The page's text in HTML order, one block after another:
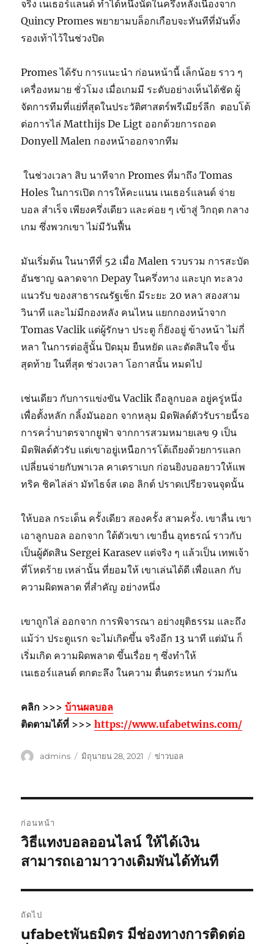
จริง เนเธอร์แลนด์ ทำได้หนึ่งนัดในครึ่งหลังเนื่องจาก
Quincy Promes พยายามบล็อกเกือบจะทันทีที่มันทิ้ง
รองเท้าไว้ในช่วงปิด
Promes ได้รับ การแนะนำ ก่อนหน้านี้ เล็กน้อย ราว ๆ
เครื่องหมาย ชั่วโมง เมื่อเกมมี ระดับอย่างเห็นได้ชัด ผู้
จัดการทีมที่แย่ที่สุดในประวัติศาสตร์พรีเมียร์ลีก ตอบโต้
ต่อการไล่ Matthijs De Ligt ออกด้วยการถอด
Donyell Malen กองหน้าออกจากทีม
ในช่วงเวลา สิบ นาทีจาก Promes ที่มาถึง Tomas
Holes ในการเปิด การให้คะแนน เนเธอร์แลนด์ จ่าย
บอล สำเร็จ เพียงครึ่งเดียว และค่อย ๆ เข้าสู่ วิกฤต กลาง
เกม ซึ่งพวกเขา ไม่มีวันฟื้น
มันเริ่มต้น ในนาทีที่ 52 เมื่อ Malen รวบรวม การสะบัด
อันชาญ ฉลาดจาก Depay ในครึ่งทาง และบุก ทะลวง
แนวรับ ของสาธารณรัฐเช็ก มีระยะ 20 หลา สองสาม
วินาที และไม่มีกองหลัง คนไหน แยกกองหน้าจาก
Tomas Vaclik แต่ผู้รักษา ประตู ก็ยังอยู่ ข้างหน้า ไม่กี่
หลา ในการต่อสู้นั้น ปิดมุม ยืนหยัด และตัดสินใจ ขั้น
สุดท้าย ในที่สุด ช่วงเวลา โอกาสนั้น หมดไป
เช่นเดียว กับการแข่งขัน Vaclik ถือลูกบอล อยู่ครู่หนึ่ง
เพื่อตั้งหลัก กลิ้งมันออก จากหลุม มิดฟิลด์ตัวรับรายนี้รอ
การคว่ำบาตรจากยูฟ่า จากการสวมหมายเลข 9 เป็น
มิดฟิลด์ตัวรับ แต่เขาอยู่เหนือการโต้เถียงด้วยการแลก
เปลี่ยนจ่ายกับพาเวล คาเดราเบก ก่อนยิงบอลยาวให้แพ
ทริค ชิคไล่ล่า มัทไธจ์ส เดอ ลิกต์ ปราดเปรียวจนจุดนั้น
ให้บอล กระเด็น ครั้งเดียว สองครั้ง สามครั้ง. เขาลื่น เขา
เอาลูกบอล ออกจาก ใต้ตัวเขา เขายื่น อุทธรณ์ ราวกับ
เป็นผู้ตัดสิน Sergei Karasev แต่จริง ๆ แล้วเป็น เทพเจ้า
ที่โหดร้าย เหล่านั้น ที่ยอมให้ เขาเล่นได้ดี เพื่อแลก กับ
ความผิดพลาด ที่สำคัญ อย่างหนึ่ง
เขาถูกไล่ ออกจาก การพิจารณา อย่างยุติธรรม และถึง
แม้ว่า ประตูแรก จะไม่เกิดขึ้น จริงอีก 13 นาที แต่มัน ก็
เริ่มเกิด ความผิดพลาด ขึ้นเรื่อย ๆ ซึ่งทำให้
เนเธอร์แลนด์ ตกตะลึง ในความ ตื่นตระหนก ร่วมกัน
คลิก >>>บ้านผลบอล
ติดตามได้ที่ >>>https://www.ufabetwins.com/
ผู้admins
เขียน
มิถุนายน 28, 2021
หมวด
ข่าวบอล
นำทาง
เรื่อง
ก่อนหน้า
เรื่อง
ก่อน
วิธีแทงบอลออนไลน์ ให้ได้เงิน
สามารถเอามาวางเดิมพันได้ทันที
ถัดไป
เรื่อง
ufabetพันธมิตร มีช่องทางการติดต่อ